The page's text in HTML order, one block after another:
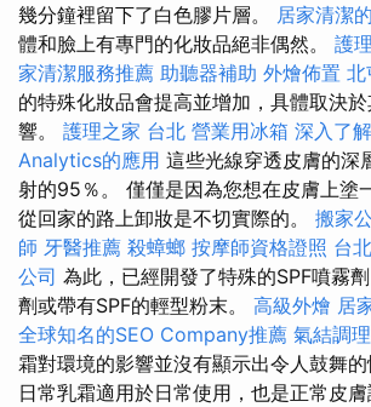
幾分鐘裡留下了白色膠片層。 居家清潔
體和臉上有專門的化妝品絕非偶然。 護
家清潔服務推薦 助聽器補助 外燴佈置 北
的特殊化妝品會提高並增加，具體取決
響。 護理之家 台北 營業用冰箱 深入了
Analytics的應用 這些光線穿透皮膚的深
射的95％。 僅僅是因為您想在皮膚上塗
從回家的路上卸妝是不切實際的。 搬家
師 牙醫推薦 殺蟑螂 按摩師資格證照 台
公司 為此，已經開發了特殊的SPF噴霧
劑或帶有SPF的輕型粉末。 高級外燴 居
全球知名的SEO Company推薦 氣結調
霜對環境的影響並沒有顯示出令人鼓舞
日常乳霜適用於日常使用，也是正常皮